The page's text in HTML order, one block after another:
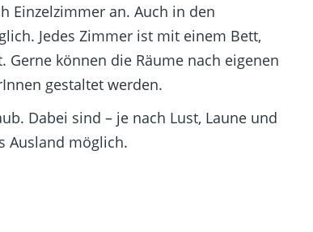
Einzelzimmer an. Auch in den
Jedes Zimmer ist mit einem Bett,
können die Räume nach eigenen
gestaltet werden.
Dabei sind – je nach Lust, Laune und
Ausland möglich.